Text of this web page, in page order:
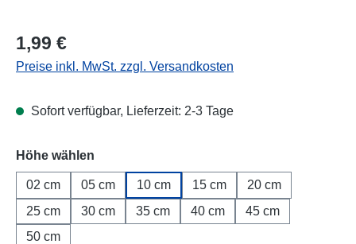
Regulärer Preis:
1,99 €
Preise inkl. MwSt. zzgl. Versandkosten
Sofort verfügbar, Lieferzeit: 2-3 Tage
Höhe wählen
02 cm 05 cm 10 cm 15 cm
20 cm
25 cm
30 cm 35 cm 40 cm
45 cm
50 cm